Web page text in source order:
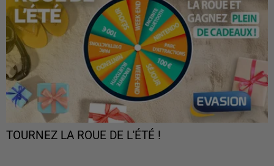
TOURNEZ LA ROUE DE L'ÉTÉ !